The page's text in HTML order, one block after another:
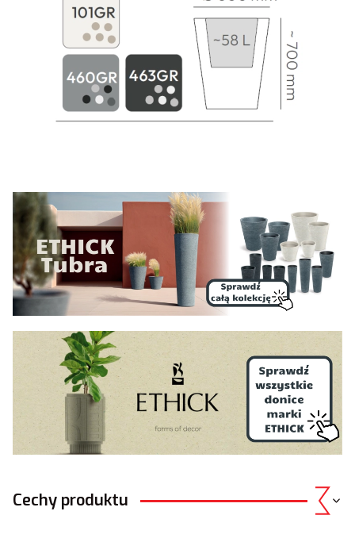
Cechy produktu